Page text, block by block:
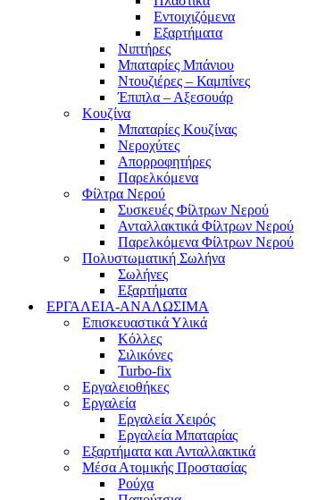
Εντοιχιζόμενα
Εξαρτήματα
Νιπτήρες
Μπαταρίες Μπάνιου
Ντουζιέρες – Καμπίνες
Έπιπλα – Αξεσουάρ
Κουζίνα
Μπαταρίες Κουζίνας
Νεροχύτες
Απορροφητήρες
Παρελκόμενα
Φίλτρα Νερού
Συσκευές Φίλτρων Νερού
Ανταλλακτικά Φίλτρων Νερού
Παρελκόμενα Φίλτρων Νερού
Πολυστωματική Σωλήνα
Σωλήνες
Εξαρτήματα
ΕΡΓΑΛΕΙΑ-ΑΝΑΛΩΣΙΜΑ
Επισκευαστικά Υλικά
Κόλλες
Σιλικόνες
Turbo-fix
Εργαλειοθήκες
Εργαλεία
Εργαλεία Χειρός
Εργαλεία Μπαταρίας
Εξαρτήματα και Ανταλλακτικά
Μέσα Ατομικής Προστασίας
Ρούχα